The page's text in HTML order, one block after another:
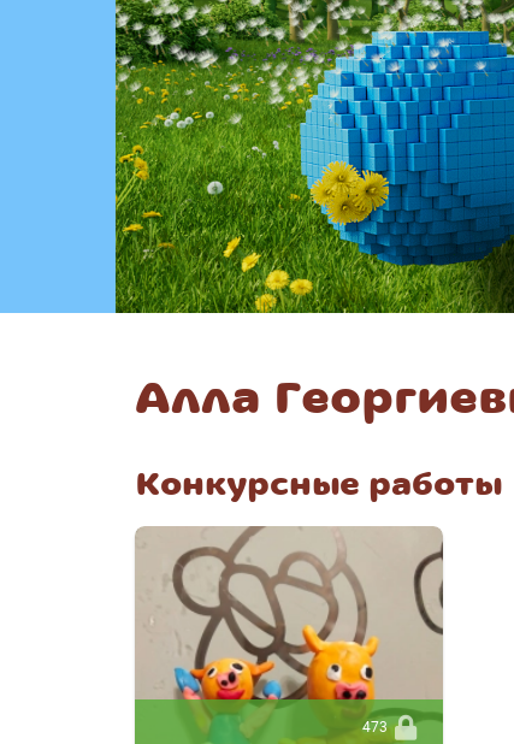
Алла
Конкурсные работы
473